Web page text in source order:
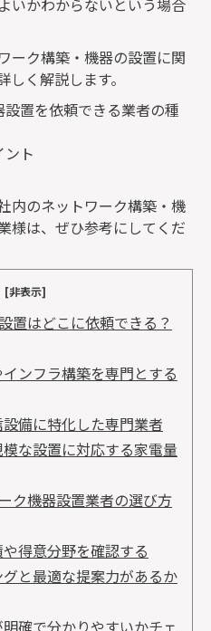
いかわからないという場合
ーク構築・機器の設置に関
く解説します。
置を依頼できる業者の種
ト
内のネットワーク構築・機
様は、ぜひ参考にしてくだ
[非表示]
置はどこに依頼できる？
ンフラ構築を専門とする
備に特化した専門業者
な設置に対応する家電量
ク機器設置業者の選び方
得意分野を確認する
と最適な提案力があるか
確で分かりやすいかチェ